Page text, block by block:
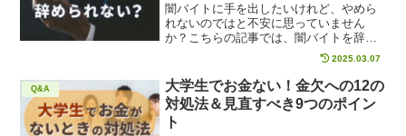
闇バイトに手を出したいけれど、やめら
れないのではと不安に思っていません
か？こちらの記事では、闇バイトを辞め
ることは可能なのか、闇バイトに手を出
した際にどんなリスクが発生するか、具
体的に解説しています。お金に困って闇
バイトに手を染める前に、闇バイトに潜
む危険性や逮捕事例を熟知しておきまし
ょう。
2025.03.07
Q&A
大学生でお金ない！金欠への12の
対処法＆見直すべき9つのポイン
ト